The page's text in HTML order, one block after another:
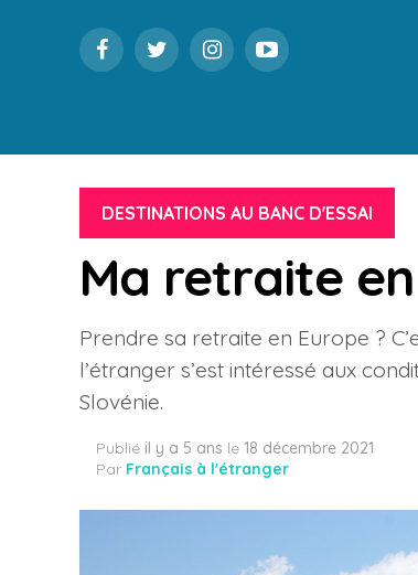
DESTINATIONS AU BANC D'ESSAI
Ma retraite
Prendre sa retraite en Europe ?
l’étranger s’est intéressé aux
Slovénie.
Publié il y a 5 ans le 18 décembre 2021
Par Français à l'étranger